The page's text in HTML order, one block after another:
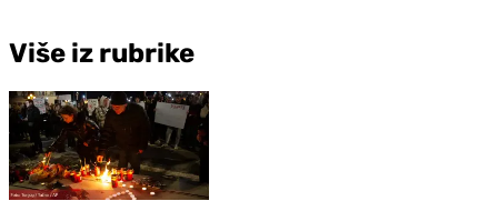
Više iz rubrike